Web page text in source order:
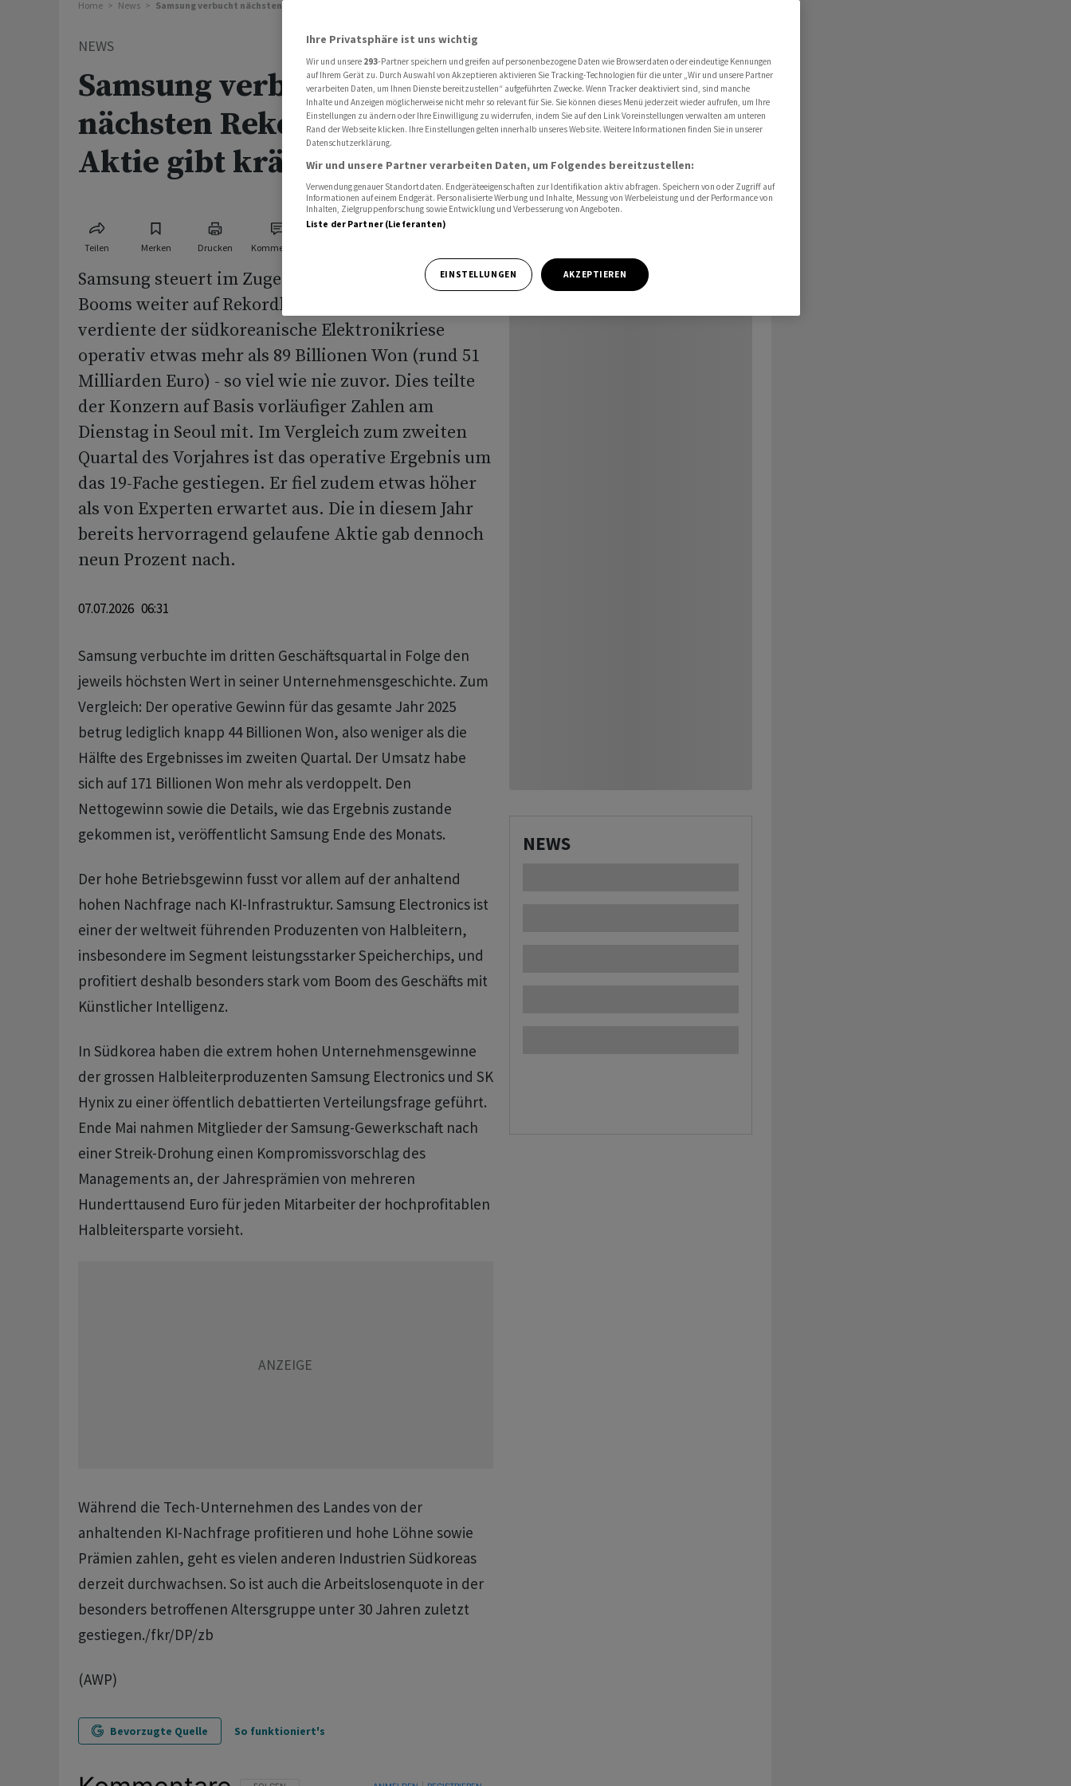
Home News Samsung verbucht nächsten Rekordgewinn - Aktie gibt kräftig nach
NEWS
Samsung verbucht
nächsten Rekordgewinn -
Aktie gibt kräftig nach
Teilen Merken Drucken Kommentare
Samsung steuert im Zuge des anhaltenden KI-
Booms weiter auf Rekordkurs. Im zweiten Quartal
verdiente der südkoreanische Elektronikriese
operativ etwas mehr als 89 Billionen Won (rund 51
Milliarden Euro) - so viel wie nie zuvor. Dies teilte
der Konzern auf Basis vorläufiger Zahlen am
Dienstag in Seoul mit. Im Vergleich zum zweiten
Quartal des Vorjahres ist das operative Ergebnis um
das 19-Fache gestiegen. Er fiel zudem etwas höher
als von Experten erwartet aus. Die in diesem Jahr
bereits hervorragend gelaufene Aktie gab dennoch
neun Prozent nach.
07.07.2026 06:31
Samsung verbuchte im dritten Geschäftsquartal in Folge den
jeweils höchsten Wert in seiner Unternehmensgeschichte. Zum
Vergleich: Der operative Gewinn für das gesamte Jahr 2025
betrug lediglich knapp 44 Billionen Won, also weniger als die
Hälfte des Ergebnisses im zweiten Quartal. Der Umsatz habe
sich auf 171 Billionen Won mehr als verdoppelt. Den
Nettogewinn sowie die Details, wie das Ergebnis zustande
gekommen ist, veröffentlicht Samsung Ende des Monats.
Der hohe Betriebsgewinn fusst vor allem auf der anhaltend
hohen Nachfrage nach KI-Infrastruktur. Samsung Electronics ist
einer der weltweit führenden Produzenten von Halbleitern,
insbesondere im Segment leistungsstarker Speicherchips, und
profitiert deshalb besonders stark vom Boom des Geschäfts mit
Künstlicher Intelligenz.
In Südkorea haben die extrem hohen Unternehmensgewinne
der grossen Halbleiterproduzenten Samsung Electronics und SK
Hynix zu einer öffentlich debattierten Verteilungsfrage geführt.
Ende Mai nahmen Mitglieder der Samsung-Gewerkschaft nach
einer Streik-Drohung einen Kompromissvorschlag des
Managements an, der Jahresprämien von mehreren
Hunderttausend Euro für jeden Mitarbeiter der hochprofitablen
Halbleitersparte vorsieht.
Während die Tech-Unternehmen des Landes von der
anhaltenden KI-Nachfrage profitieren und hohe Löhne sowie
Prämien zahlen, geht es vielen anderen Industrien Südkoreas
derzeit durchwachsen. So ist auch die Arbeitslosenquote in der
besonders betroffenen Altersgruppe unter 30 Jahren zuletzt
gestiegen./fkr/DP/zb
(AWP)
Bevorzugte Quelle So funktioniert's
NEWS
Ihre Privatsphäre ist uns wichtig
Wir und unsere 293-Partner speichern und greifen auf personenbezogene Daten wie Browserdaten oder eindeutige Kennungen
auf Ihrem Gerät zu. Durch Auswahl von Akzeptieren aktivieren Sie Tracking-Technologien für die unter „Wir und unsere Partner
verarbeiten Daten, um Ihnen Dienste bereitzustellen“ aufgeführten Zwecke. Wenn Tracker deaktiviert sind, sind manche
Inhalte und Anzeigen möglicherweise nicht mehr so relevant für Sie. Sie können dieses Menü jederzeit wieder aufrufen, um Ihre
Einstellungen zu ändern oder Ihre Einwilligung zu widerrufen, indem Sie auf den Link Voreinstellungen verwalten am unteren
Rand der Webseite klicken. Ihre Einstellungen gelten innerhalb unseres Website. Weitere Informationen finden Sie in unserer
Datenschutzerklärung.
Wir und unsere Partner verarbeiten Daten, um Folgendes bereitzustellen:
Verwendung genauer Standortdaten. Endgeräteeigenschaften zur Identifikation aktiv abfragen. Speichern von oder Zugriff auf
Informationen auf einem Endgerät. Personalisierte Werbung und Inhalte, Messung von Werbeleistung und der Performance von
Inhalten, Zielgruppenforschung sowie Entwicklung und Verbesserung von Angeboten.
Liste der Partner (Lieferanten)
EINSTELLUNGEN AKZEPTIEREN